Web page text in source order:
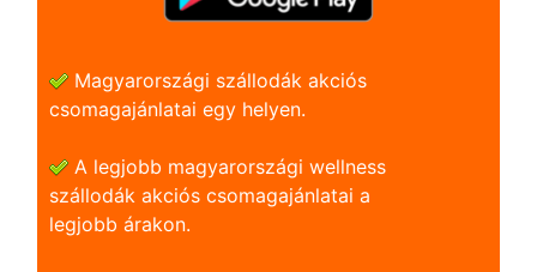
Magyarországi szállodák akciós
csomagajánlatai egy helyen.
A legjobb magyarországi wellness
szállodák akciós csomagajánlatai a
legjobb árakon.